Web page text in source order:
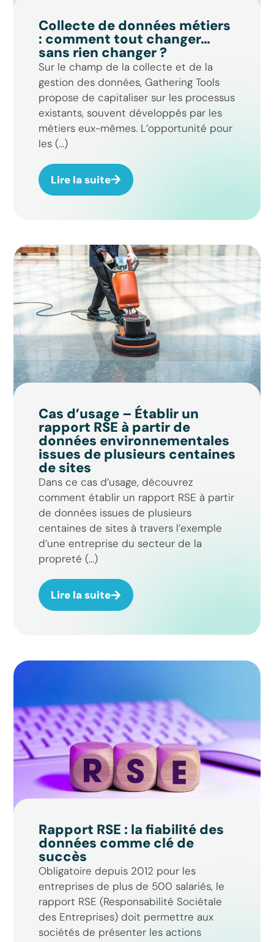
Collecte de données métiers
: comment tout changer…
sans rien changer ?
Sur le champ de la collecte et de la
gestion des données, Gathering Tools
propose de capitaliser sur les processus
existants, souvent développés par les
métiers eux-mêmes. L’opportunité pour
les (...)
Lire la suite
Cas d’usage – Établir un
rapport RSE à partir de
données environnementales
issues de plusieurs centaines
de sites
Dans ce cas d’usage, découvrez
comment établir un rapport RSE à partir
de données issues de plusieurs
centaines de sites à travers l’exemple
d’une entreprise du secteur de la
propreté (...)
Lire la suite
Rapport RSE : la fiabilité des
données comme clé de
succès
Obligatoire depuis 2012 pour les
entreprises de plus de 500 salariés, le
rapport RSE (Responsabilité Sociétale
des Entreprises) doit permettre aux
sociétés de présenter les actions